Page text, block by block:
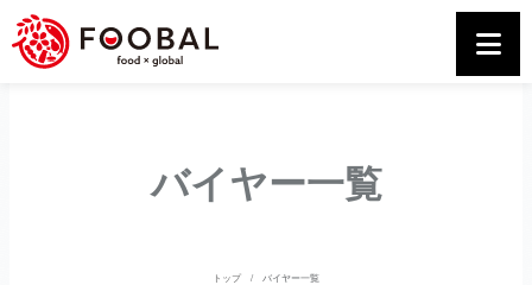
バイヤー一覧
トップ バイヤー一覧